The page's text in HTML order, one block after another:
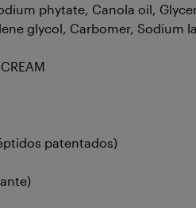
phytate, Canola oil,
glycol, Carbomer, Sodium
patentados)